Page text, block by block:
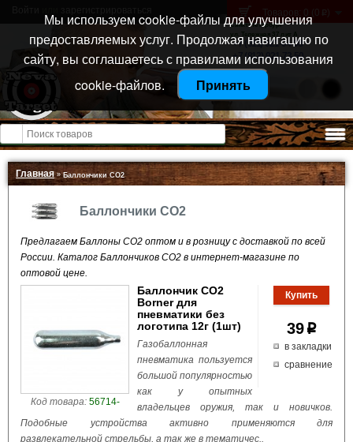
Санкт-Петербург
ул. Тележная 37 лит А
+7 (911) 021-04-08
+7 (812) 921-73-50
Товаров: 0 (0 p )
Открыть меню
Главная»Баллончики CO2
Баллончики CO2
Предлагаем Баллоны CO2 оптом и в розницу с доставкой по всей
России. Каталог Баллончиков CO2 в интернет-магазине по
оптовой цене.
39p
в закладки
сравнение
Код товара:56714-
Баллончик СО2
Borner для
пневматики без
логотипа 12г (1шт)
Газобаллонная
пневматика пользуется
большой популярностью
как у опытных
владельцев оружия, так и новичков.
Подобные устройства активно применяются для
развлекательной стрельбы, а так же в тематичес..
Мы используем cookie-файлы для улучшения
предоставляемых услуг. Продолжая навигацию по
сайту, вы соглашаетесь с правилами использования
cookie-файлов.
Принять